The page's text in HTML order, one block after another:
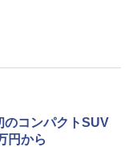
のコンパクトSUV
円から